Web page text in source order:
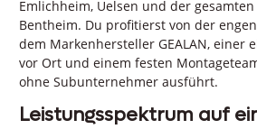
Emlichheim, Uelsen und der
Bentheim. Du profitierst von der
dem Markenhersteller GEALAN, einer
vor Ort und einem festen
ohne Subunternehmer ausführt.
Leistungsspektrum auf